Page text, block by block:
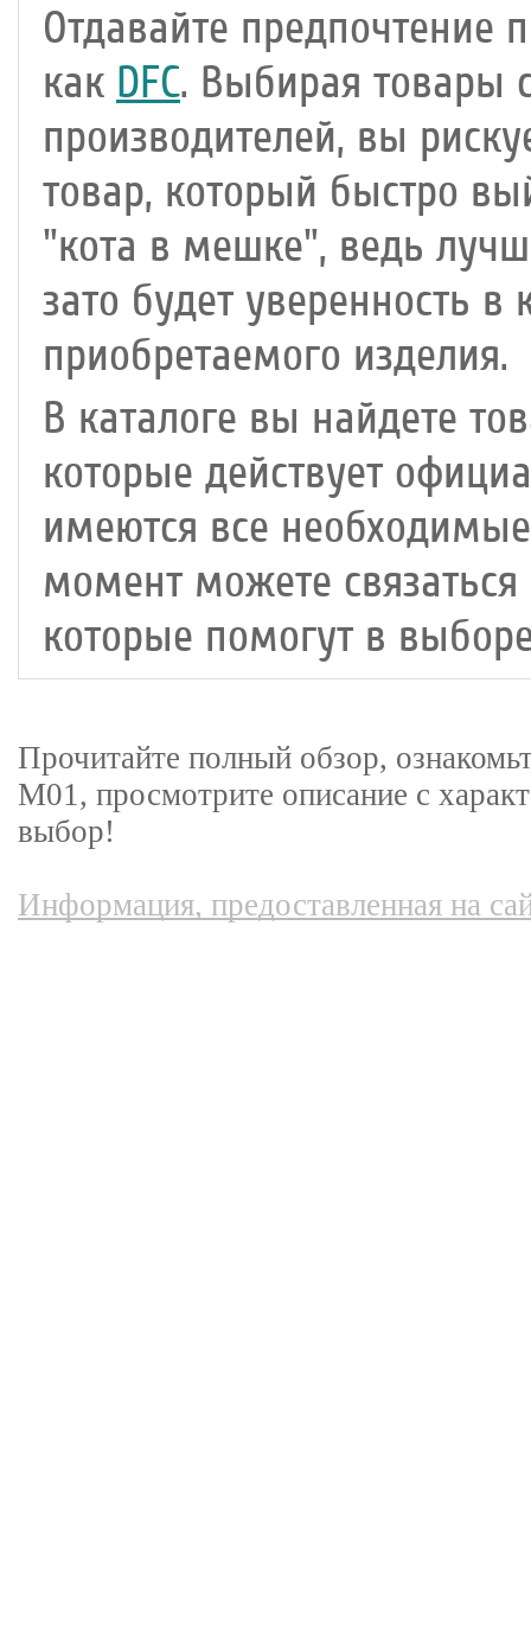
Отдавайте
как DFC. Выбирая товары
производителей, вы
товар, который быстро
"кота в мешке", ведь
зато будет уверенность в
приобретаемого изделия.
В каталоге вы найдете
которые действует
имеются все
момент можете
которые помогут в
Прочитайте полный обзор,
M01, просмотрите описание с
выбор!
Информация, предоставленная на